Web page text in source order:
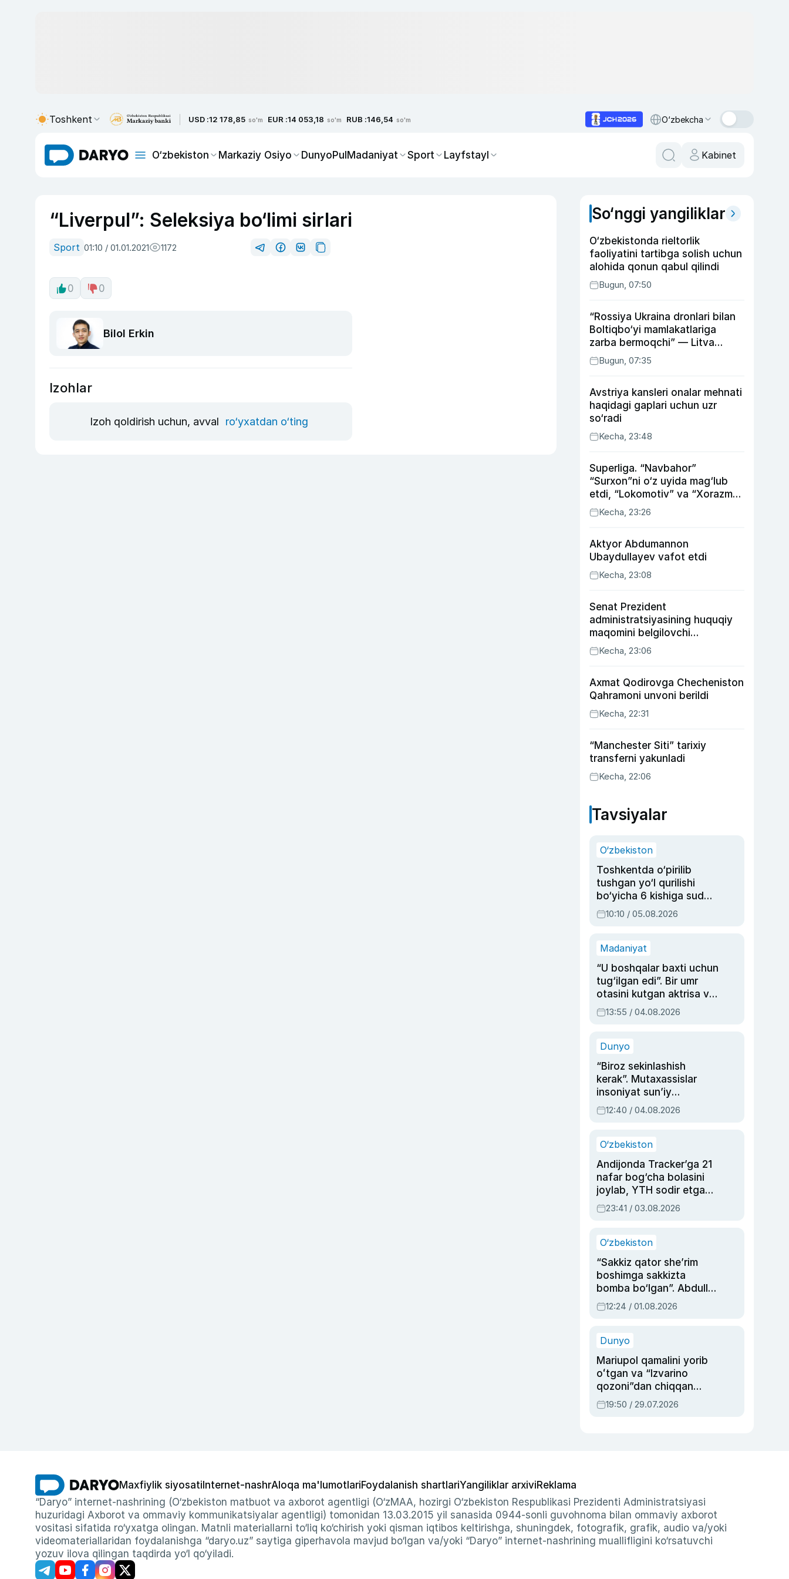
Toshkent USD :12 178,85 so'm EUR :14 053,18 so'm RUB :146,54 so'm O‘zbekcha
O‘zbekiston Markaziy Osiyo DunyoPulMadaniyat Sport Layfstayl Kabinet
“Liverpul”: Seleksiya bo‘limi sirlari
Sport 01:10 / 01.01.2021 1172
0 0
Bilol Erkin
Izohlar
Izoh qoldirish uchun, avval ro‘yxatdan o‘ting
So‘nggi yangiliklar
O‘zbekistonda rieltorlik
faoliyatini tartibga solish uchun
alohida qonun qabul qilindi
Bugun, 07:50
“Rossiya Ukraina dronlari bilan
Boltiqbo‘yi mamlakatlariga
zarba bermoqchi” — Litva
mudofaa vaziri
Bugun, 07:35
Avstriya kansleri onalar mehnati
haqidagi gaplari uchun uzr
so‘radi
Kecha, 23:48
Superliga. “Navbahor”
“Surxon”ni o‘z uyida mag‘lub
etdi, “Lokomotiv” va “Xorazm”
uyda g‘alaba qozondi
Kecha, 23:26
Aktyor Abdu­mannon
Ubaydullayev vafot etdi
Kecha, 23:08
Senat Prezident
administratsiyasining huquqiy
maqomini belgilovchi
konstitutsiyaviy qonunni
ma’qulladi
Kecha, 23:06
Axmat Qodirovga Checheniston
Qahramoni unvoni berildi
Kecha, 22:31
“Manchester Siti” tarixiy
transferni yakunladi
Kecha, 22:06
Tavsiyalar
O‘zbekiston
Toshkentda o‘pirilib
tushgan yo‘l qurilishi
bo‘yicha 6 kishiga sud
hukmi o‘qildi
10:10 / 05.08.2026
Madaniyat
“U boshqalar baxti uchun
tug‘ilgan edi”. Bir umr
otasini kutgan aktrisa va
dublyaj ustasi Rimma
Ahmedovaning
13:55 / 04.08.2026
Dunyo
“Biroz sekinlashish
kerak”. Mutaxassislar
insoniyat sun’iy
intellektni boshqara
olmay qolishidan xavotir
12:40 / 04.08.2026
O‘zbekiston
Andijonda Tracker’ga 21
nafar bog‘cha bolasini
joylab, YTH sodir etgan
ayolga sud hukmi o‘qildi
23:41 / 03.08.2026
O‘zbekiston
“Sakkiz qator she’rim
boshimga sakkizta
bomba bo‘lgan”. Abdulla
Oripovni siyosiy
ayblovlardan asrab
12:24 / 01.08.2026
Dunyo
Mariupol qamalini yorib
oʻtgan va “Izvarino
qozoni”dan chiqqan
qahramon — Ukraina
armiyasi bosh
19:50 / 29.07.2026
Maxfiylik siyosati Internet-nashrAloqa ma'lumotlariFoydalanish shartlariYangiliklar arxiviReklama
“Daryo” internet-nashrining (O‘zbekiston matbuot va axborot agentligi (O‘zMAA, hozirgi O‘zbekiston Respublikasi Prezidenti Administratsiyasi
huzuridagi Axborot va ommaviy kommunikatsiyalar agentligi) tomonidan 13.03.2015 yil sanasida 0944-sonli guvohnoma bilan ommaviy axborot
vositasi sifatida ro‘yxatga olingan. Matnli materiallarni to‘liq ko‘chirish yoki qisman iqtibos keltirishga, shuningdek, fotografik, grafik, audio va/yoki
videomateriallaridan foydalanishga “daryo.uz” saytiga giperhavola mavjud bo‘lgan va/yoki “Daryo” internet-nashrining muallifligini ko‘rsatuvchi
yozuv ilova qilingan taqdirda yo‘l qo‘yiladi.